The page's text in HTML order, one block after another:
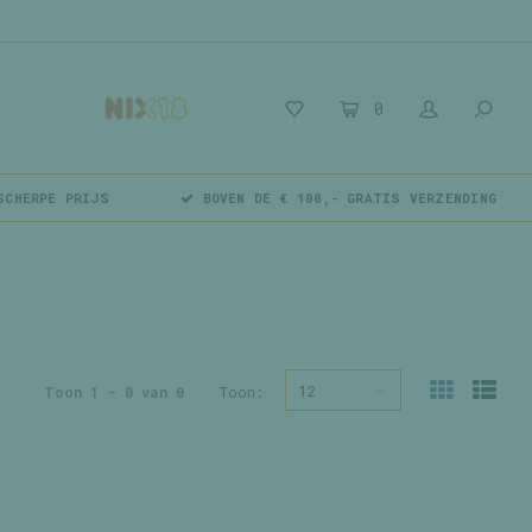
0
PRIJS BOVEN DE € 100,- GRATIS VERZENDING
Toon 1 - 0 van 0 Toon: 12